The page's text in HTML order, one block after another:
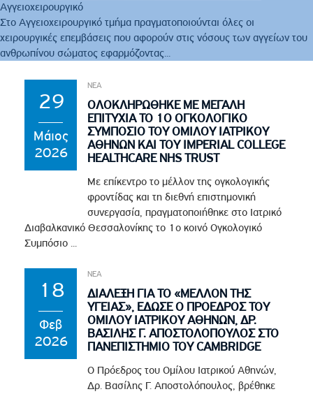
Αγγειοχειρουργικό
Στο Αγγειοχειρουργικό τμήμα πραγματοποιούνται όλες οι
χειρουργικές επεμβάσεις που αφορούν στις νόσους των αγγείων του
ανθρωπίνου σώματος εφαρμόζοντας...
29
Μάιος
2026
ΝΕΑ
ΟΛΟΚΛΗΡΏΘΗΚΕ ΜΕ ΜΕΓΆΛΗ
ΕΠΙΤΥΧΊΑ ΤΟ 1Ο ΟΓΚΟΛΟΓΙΚΌ
ΣΥΜΠΌΣΙΟ ΤΟΥ ΟΜΊΛΟΥ ΙΑΤΡΙΚΟΎ
ΑΘΗΝΏΝ ΚΑΙ ΤΟΥ IMPERIAL COLLEGE
HEALTHCARE NHS TRUST
Με επίκεντρο το μέλλον της ογκολογικής
φροντίδας και τη διεθνή επιστημονική
συνεργασία, πραγματοποιήθηκε στο Ιατρικό
Διαβαλκανικό Θεσσαλονίκης το 1ο κοινό Ογκολογικό
Συμπόσιο ...
18
Φεβ
2026
ΝΕΑ
ΔΙΆΛΕΞΗ ΓΙΑ ΤΟ «ΜΈΛΛΟΝ ΤΗΣ
ΥΓΕΊΑΣ», ΈΔΩΣΕ Ο ΠΡΌΕΔΡΟΣ ΤΟΥ
ΟΜΊΛΟΥ ΙΑΤΡΙΚΟΎ ΑΘΗΝΏΝ, ΔΡ.
ΒΑΣΊΛΗΣ Γ. ΑΠΟΣΤΟΛΌΠΟΥΛΟΣ ΣΤΟ
ΠΑΝΕΠΙΣΤΉΜΙΟ ΤΟΥ CAMBRIDGE
Ο Πρόεδρος του Ομίλου Ιατρικού Αθηνών,
Δρ. Βασίλης Γ. Αποστολόπουλος, βρέθηκε